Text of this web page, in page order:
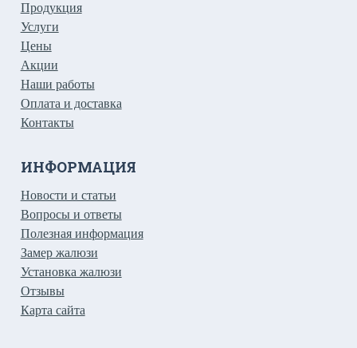
Продукция
Услуги
Цены
Акции
Наши работы
Оплата и доставка
Контакты
ИНФОРМАЦИЯ
Новости и статьи
Вопросы и ответы
Полезная информация
Замер жалюзи
Установка жалюзи
Отзывы
Карта сайта